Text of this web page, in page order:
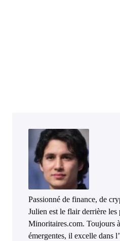
Passionné de finance, de
Julien est le flair derrière les
Minoritaires.com. Toujours
émergentes, il excelle dans